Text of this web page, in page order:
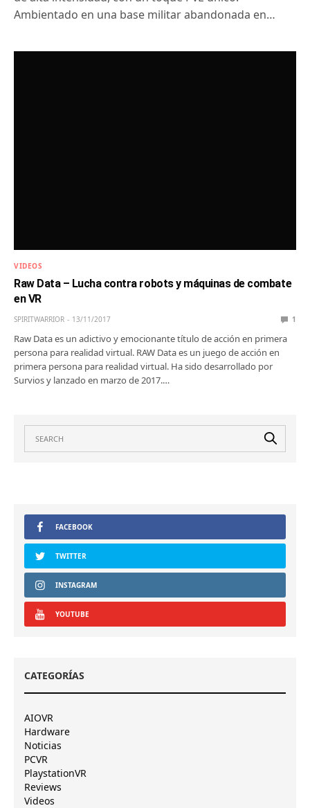
Ambientado en una base militar abandonada en…
VIDEOS
Raw Data – Lucha contra robots y máquinas de combate
en VR
SPIRITWARRIOR 13/11/2017 1
Raw Data es un adictivo y emocionante título de acción en primera
persona para realidad virtual. RAW Data es un juego de acción en
primera persona para realidad virtual. Ha sido desarrollado por
Survios y lanzado en marzo de 2017.…
FACEBOOK
TWITTER
INSTAGRAM
YOUTUBE
CATEGORÍAS
AIOVR
Hardware
Noticias
PCVR
PlaystationVR
Reviews
Videos